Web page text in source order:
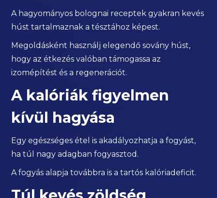
A hagyományos bolognai receptek gyakran kevés
húst tartalmaznak a tésztához képest.
Megoldásként használj elegendő sovány húst,
hogy az étkezés valóban támogassa az
izomépítést és a regenerációt.
A kalóriák figyelmen
kívül hagyása
Egy egészséges étel is akadályozhatja a fogyást,
ha túl nagy adagban fogyasztod.
A fogyás alapja továbbra is a tartós kalóriadeficit.